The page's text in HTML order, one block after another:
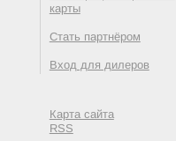
карты
Стать партнёром
Вход для дилеров
Карта сайта
RSS